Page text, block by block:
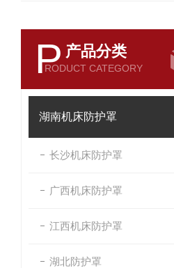
P 产品分类
RODUCT CATEGORY
湖南机床防护罩
长沙机床防护罩
广西机床防护罩
江西机床防护罩
湖北防护罩